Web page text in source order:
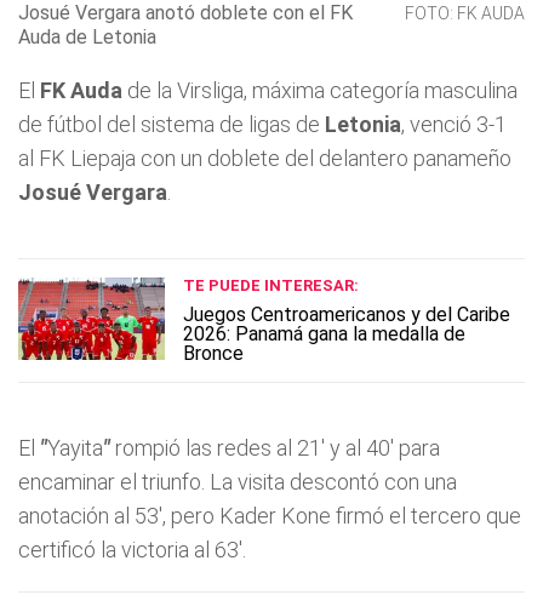
Josué Vergara anotó doblete con el FK
Auda de Letonia
FOTO: FK AUDA
El FK Auda de la Virsliga, máxima categoría masculina
de fútbol del sistema de ligas de Letonia, venció 3-1
al FK Liepaja con un doblete del delantero panameño
Josué Vergara
TE PUEDE INTERESAR:
Juegos Centroamericanos y del Caribe
2026: Panamá gana la medalla de
Bronce
El "Yayita"rompió las redes al 21' y al 40' para
encaminar el triunfo. La visita descontó con una
anotación al 53', pero Kader Kone firmó el tercero que
certificó la victoria al 63'.